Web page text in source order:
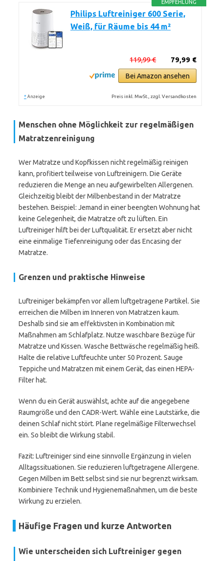
EMPFEHLUNG
Philips Luftreiniger 600 Serie,
Weiß, für Räume bis 44 m²
79,99 €
119,99 €
Bei Amazon ansehen
* Anzeige Preis inkl. MwSt., zzgl. Versandkosten
Menschen ohne Möglichkeit zur regelmäßigen
Matratzenreinigung
Wer Matratze und Kopfkissen nicht regelmäßig reinigen
kann, profitiert teilweise von Luftreinigern. Die Geräte
reduzieren die Menge an neu aufgewirbelten Allergenen.
Gleichzeitig bleibt der Milbenbestand in der Matratze
bestehen. Beispiel: Jemand in einer beengten Wohnung hat
keine Gelegenheit, die Matratze oft zu lüften. Ein
Luftreiniger hilft bei der Luftqualität. Er ersetzt aber nicht
eine einmalige Tiefenreinigung oder das Encasing der
Matratze.
Grenzen und praktische Hinweise
Luftreiniger bekämpfen vor allem luftgetragene Partikel. Sie
erreichen die Milben im Inneren von Matratzen kaum.
Deshalb sind sie am effektivsten in Kombination mit
Maßnahmen am Schlafplatz. Nutze waschbare Bezüge für
Matratze und Kissen. Wasche Bettwäsche regelmäßig heiß.
Halte die relative Luftfeuchte unter 50 Prozent. Sauge
Teppiche und Matratzen mit einem Gerät, das einen HEPA-
Filter hat.
Wenn du ein Gerät auswählst, achte auf die angegebene
Raumgröße und den CADR-Wert. Wähle eine Lautstärke, die
deinen Schlaf nicht stört. Plane regelmäßige Filterwechsel
ein. So bleibt die Wirkung stabil.
Fazit: Luftreiniger sind eine sinnvolle Ergänzung in vielen
Alltagssituationen. Sie reduzieren luftgetragene Allergene.
Gegen Milben im Bett selbst sind sie nur begrenzt wirksam.
Kombiniere Technik und Hygienemaßnahmen, um die beste
Wirkung zu erzielen.
Häufige Fragen und kurze Antworten
Wie unterscheiden sich Luftreiniger gegen